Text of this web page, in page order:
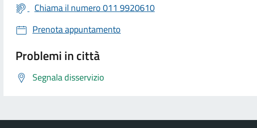
Chiama il numero 011 9920610
Prenota appuntamento
Problemi in città
Segnala disservizio